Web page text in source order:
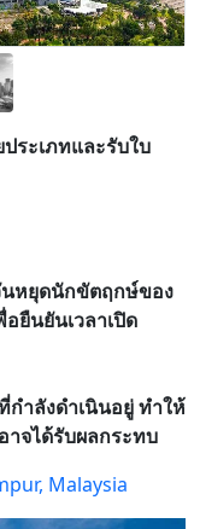
ระเภทและรับใบ
หยุดนักขัตฤกษ์ของ
ยืนยันเวลาเปิด
กำลังดำเนินอยู่ ทำให้
าจได้รับผลกระทบ
Malaysia